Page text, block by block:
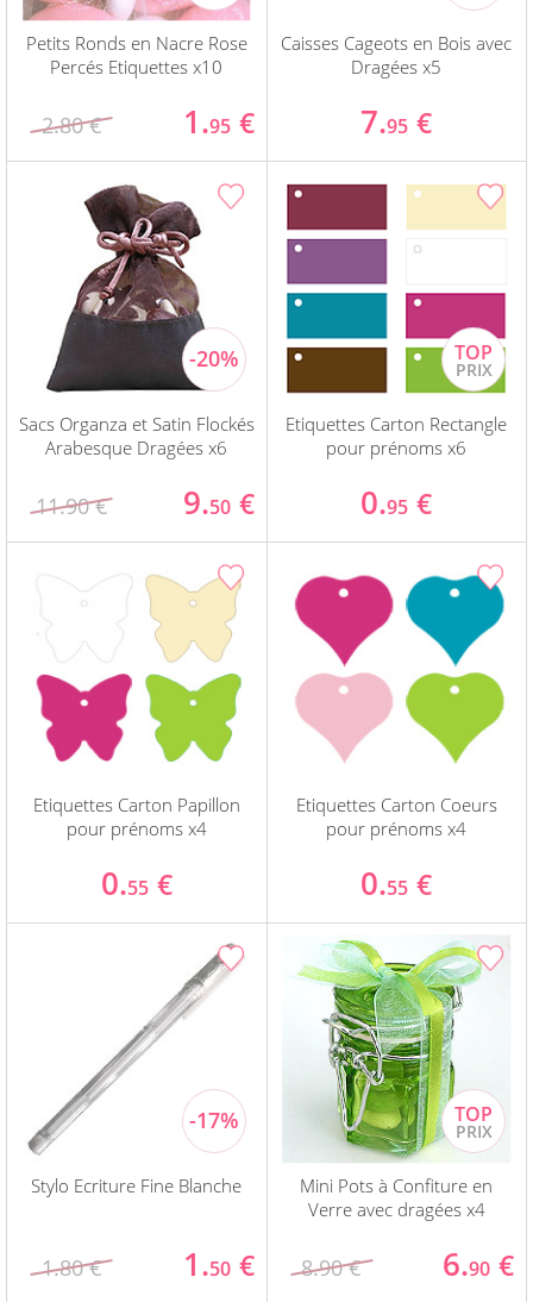
Petits Ronds en Nacre Rose
Percés Etiquettes x10
2.80 € 1.95 €
Caisses Cageots en Bois avec
Dragées x5
7.95 €
Sacs Organza et Satin Flockés
Arabesque Dragées x6
11.90 € 9.50 €
Etiquettes Carton Rectangle
pour prénoms x6
0.95 €
Etiquettes Carton Papillon
pour prénoms x4
0.55 €
Etiquettes Carton Coeurs
pour prénoms x4
0.55 €
Stylo Ecriture Fine Blanche
1.80 € 1.50 €
Mini Pots à Confiture en
Verre avec dragées x4
8.90 € 6.90 €